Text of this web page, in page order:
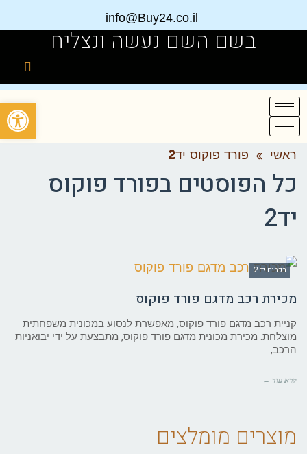
info@Buy24.co.il
בשם השם נעשה ונצליח
ראשי » פורד פוקוס יד2
כל הפוסטים בפורד פוקוס
יד2
רכבים יד 2
מכירת רכב מדגם פורד פוקוס
קניית רכב מדגם פורד פוקוס, מאפשרת לנסוע במכונית משפחתית
מוצלחת. מכירת מכונית מדגם פורד פוקוס, מתבצעת על ידי יבואניות
הרכב,
קרא עוד ←
מוצרים מומלצים